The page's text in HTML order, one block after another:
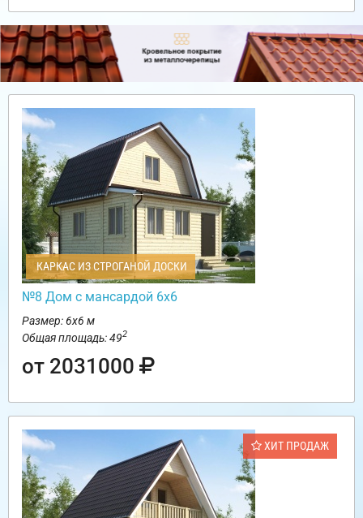
КАРКАС ИЗ СТРОГАНОЙ ДОСКИ
№8 Дом с мансардой 6х6
Размер: 6х6 м
Общая площадь: 492
от 2031000
ХИТ ПРОДАЖ